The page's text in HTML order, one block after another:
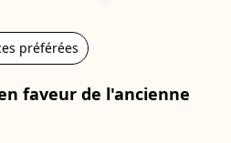
préférées
faveur de l'ancienne